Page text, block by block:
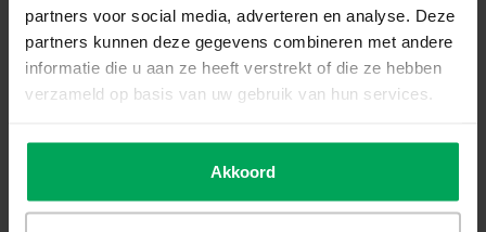
partners voor social media, adverteren en analyse. Deze
partners kunnen deze gegevens combineren met andere
informatie die u aan ze heeft verstrekt of die ze hebben
verzameld op basis van uw gebruik van hun services.
Akkoord
Lieferzeit 3-5 Werktage
Zusatzinformation? Neem contact met ons op
Produktbeschreibung
Bestellen Sie
Sonnenschutzfolie PC365